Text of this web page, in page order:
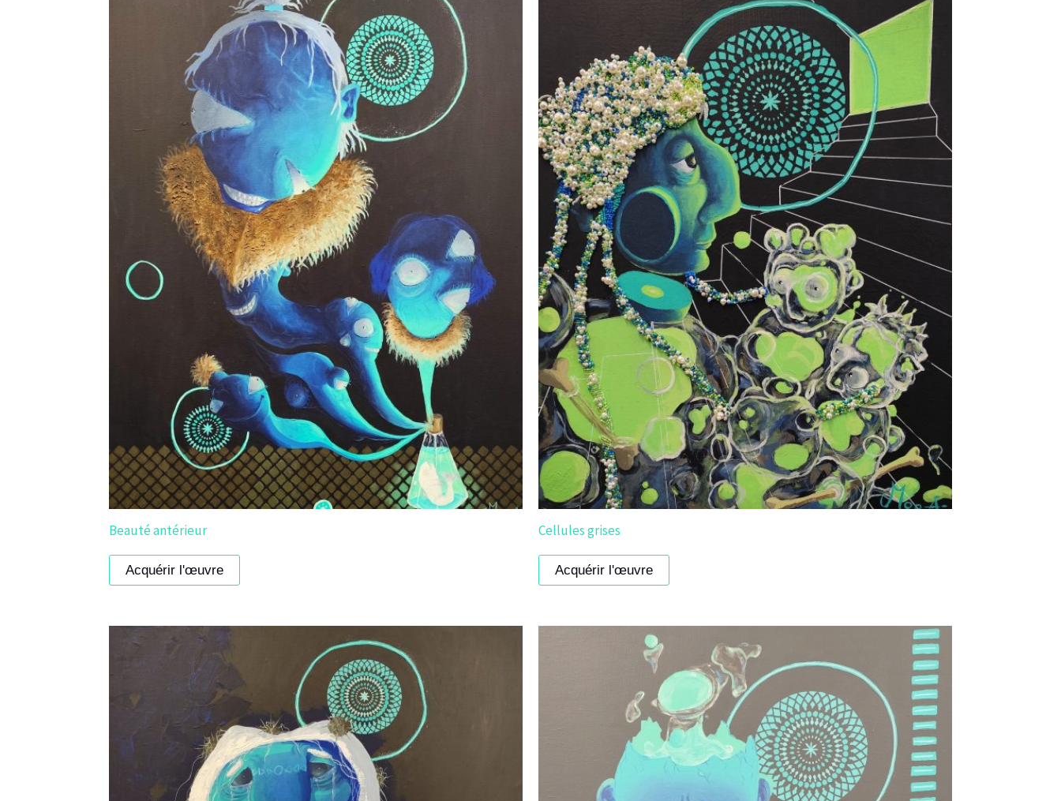
Beauté antérieur
Acquérir l'œuvre
Cellules grises
Acquérir l'œuvre